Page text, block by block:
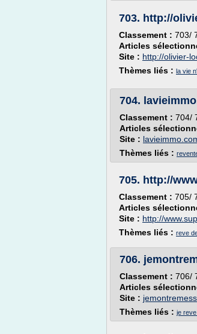
703. http://
Classement : 703/
Articles
Site : http://olivier-
Thèmes liés : la vie
704.
Classement : 704/
Articles
Site :
Thèmes liés :
705. http://
Classement : 705/
Articles
Site : http://
Thèmes liés : reve
706.
Classement : 706/
Articles
Site :
Thèmes liés : je